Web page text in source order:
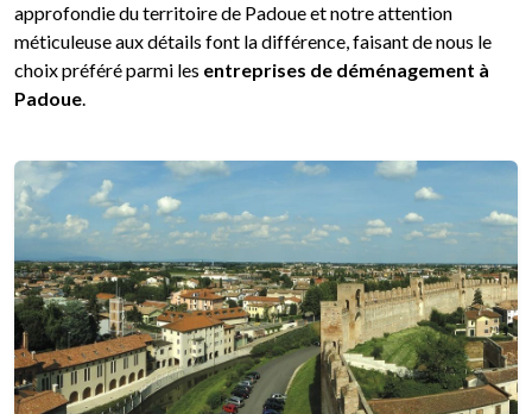
approfondie du territoire de Padoue et notre attention
méticuleuse aux détails font la différence, faisant de nous le
choix préféré parmi les entreprises de déménagement à
Padoue.